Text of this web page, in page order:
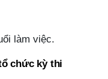
làm việc.
chức kỳ thi